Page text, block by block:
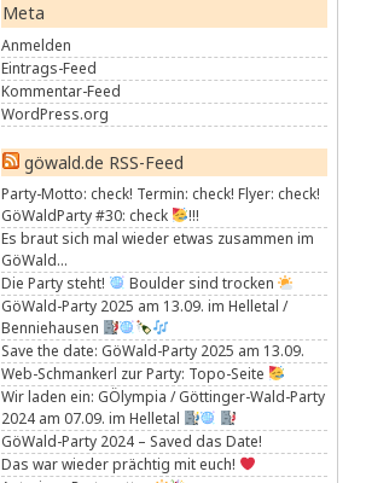
Meta
Anmelden
Eintrags-Feed
Kommentar-Feed
WordPress.org
göwald.de RSS-Feed
Party-Motto: check! Termin: check! Flyer: check!
GöWaldParty #30: check
!!!
Es braut sich mal wieder etwas zusammen im
GöWald…
Die Party steht!
Boulder sind trocken
GöWald-Party 2025 am 13.09. im Helletal /
Benniehausen
Save the date: GöWald-Party 2025 am 13.09.
Web-Schmankerl zur Party: Topo-Seite
Wir laden ein: GÖlympia / Göttinger-Wald-Party
2024 am 07.09. im Helletal
GöWald-Party 2024 – Saved das Date!
Das war wieder prächtig mit euch!